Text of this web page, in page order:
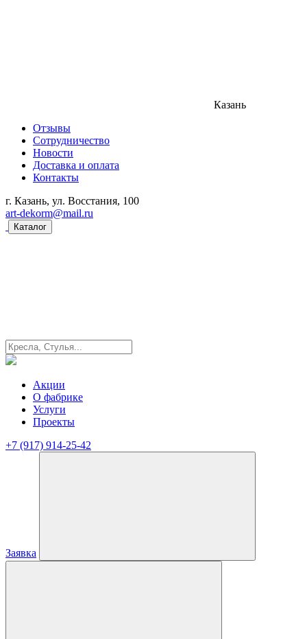
Казань
Отзывы
Сотрудничество
Новости
Доставка и оплата
Контакты
г. Казань, ул. Восстания, 100
art-dekorm@mail.ru
Каталог
Акции
О фабрике
Услуги
Проекты
+7 (917) 914-25-42
Заявка